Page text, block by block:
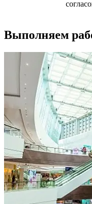
Выполняем